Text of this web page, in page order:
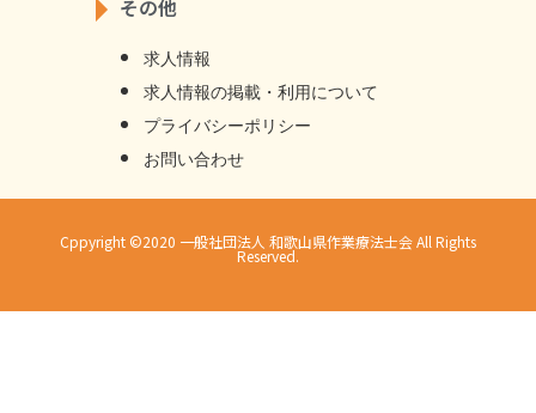
その他
求人情報
求⼈情報の掲載・利⽤について
プライバシーポリシー
お問い合わせ
Cppyright ©2020 一般社団法人 和歌山県作業療法士会 All Rights
Reserved.